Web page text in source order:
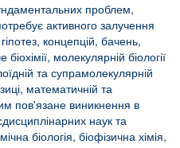
проблем,
активного залучення
концепцій, бачень,
молекулярній біології
та супрамолекулярній
математичній та
пов'язане виникнення в
наук та
біологія, біофізична хімія,